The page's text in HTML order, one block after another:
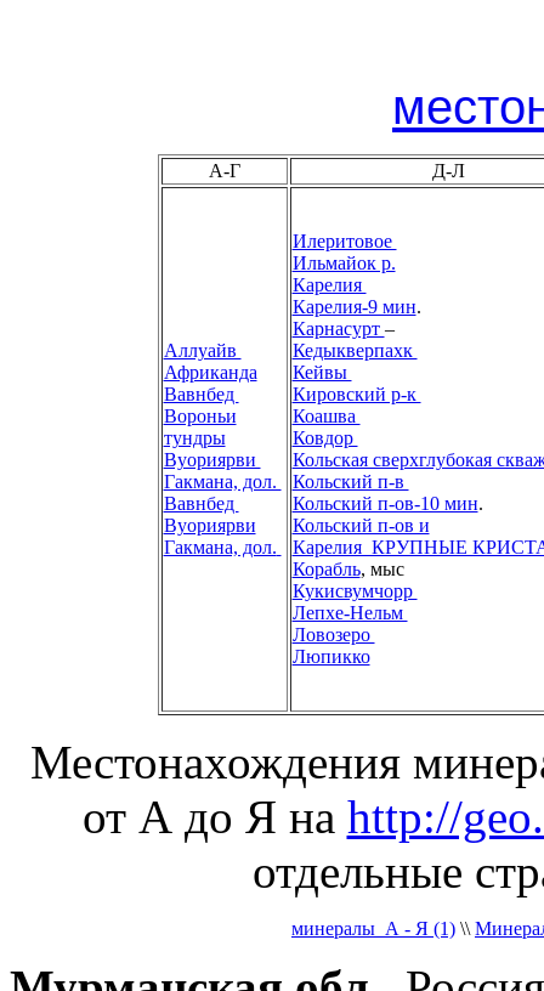
А-Г Д-Л
Аллуайв
Африканда
Вавнбед
Вороньи
тундры
Вуориярви
Гакмана, дол.
Вавнбед
Вуориярви
Гакмана, дол.
Илеритовое
Ильмайок р.
Карелия
Карелия-9 мин.
Карнасурт –
Кедыкверпахк
Кейвы
Кировский р-к
Коашва
Ковдор
Кольская сверхглубокая
Кольский п-в
Кольский п-ов-10 мин.
Кольский п-ов и
Карелия_КРУПНЫЕ
Корабль, мыс
Кукисвумчорр
Лепхе-Нельм
Ловозеро
Люпикко
Местонахождения
от А до Я на http://
отдельные
минералы_А - Я (1) \\